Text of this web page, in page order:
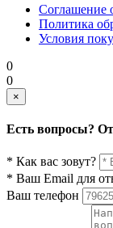
Соглашение
Политика
Условия
0
0
×
Есть вопросы?
* Как вас зовут?
* Ваш Email для
Ваш телефон